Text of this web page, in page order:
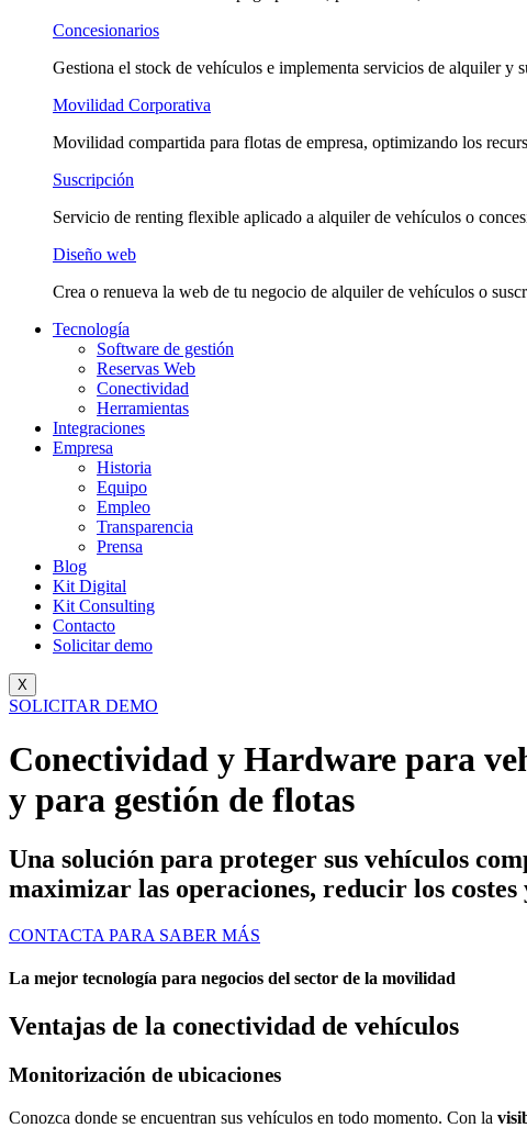
Concesionarios
Gestiona el stock de vehículos e implementa servicios de alquiler y
Movilidad Corporativa
Movilidad compartida para flotas de empresa, optimizando los
Suscripción
Servicio de renting flexible aplicado a alquiler de vehículos o
Diseño web
Crea o renueva la web de tu negocio de alquiler de vehículos o
Tecnología
Software de gestión
Reservas Web
Conectividad
Herramientas
Integraciones
Empresa
Historia
Equipo
Empleo
Transparencia
Prensa
Blog
Kit Digital
Kit Consulting
Contacto
Solicitar demo
X
SOLICITAR DEMO
Conectividad y Hardware para
y para gestión de flotas
Una solución para proteger sus vehículos
maximizar las operaciones, reducir los
CONTACTA PARA SABER MÁS
La mejor tecnología para negocios del sector de la movilidad
Ventajas de la conectividad de vehículos
Monitorización de ubicaciones
Conozca donde se encuentran sus vehículos en todo momento. Con la